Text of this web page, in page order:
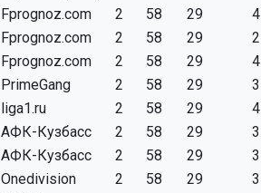
Fprognoz.com 2 58 29
4
Fprognoz.com 2 58 29
2
Fprognoz.com 2 58 29
4
PrimeGang 2 58 29
3
liga1.ru 2 58 29
4
АФК-Кузбасс 2 58 29
3
АФК-Кузбасс 2 58 29
3
Onedivision 2 58 29
3